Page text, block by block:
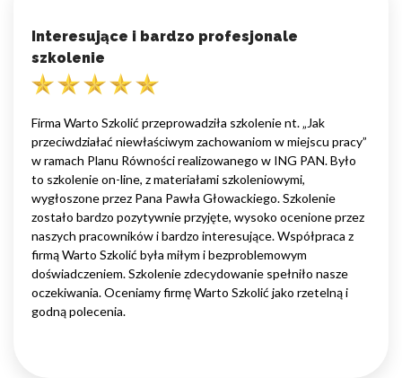
Interesujące i bardzo profesjonale
szkolenie
Firma Warto Szkolić przeprowadziła szkolenie nt. „Jak
przeciwdziałać niewłaściwym zachowaniom w miejscu pracy”
w ramach Planu Równości realizowanego w ING PAN. Było
to szkolenie on-line, z materiałami szkoleniowymi,
wygłoszone przez Pana Pawła Głowackiego. Szkolenie
zostało bardzo pozytywnie przyjęte, wysoko ocenione przez
naszych pracowników i bardzo interesujące. Współpraca z
firmą Warto Szkolić była miłym i bezproblemowym
doświadczeniem. Szkolenie zdecydowanie spełniło nasze
oczekiwania. Oceniamy firmę Warto Szkolić jako rzetelną i
godną polecenia.